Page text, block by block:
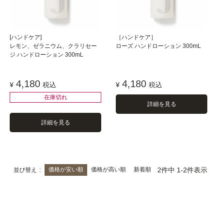
[ハンドケア]
レモン、ゼラニウム、クラリセー
ジ ハンドローション 300mL
¥ 4,180 税込
在庫切れ
詳細を見る
［ハンドケア］
ローズ ハンドローション 300mL
¥ 4,180 税込
詳細を見る
並び替え 価格が安い順 価格が高い順 新着順 2件中 1-2件表示